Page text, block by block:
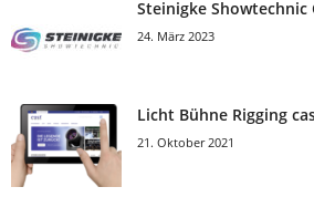
Steinigke Showtechnic
24. März 2023
Licht Bühne Rigging
21. Oktober 2021